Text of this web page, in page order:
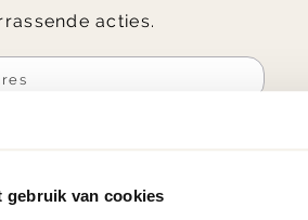
gebruik van cookies
acties.
op onze nieuwsbrief, ga je akkoord